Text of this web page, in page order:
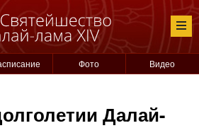
Фото Видео
Далай-